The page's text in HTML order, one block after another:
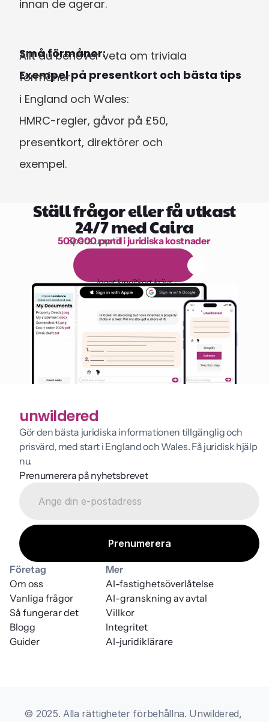
innan de agerar.
Små förmåner:
Exempel på presentkort och bästa tips
Allt du behöver veta om triviala
förmåner
i England och Wales:
HMRC-regler, gåvor på £50,
presentkort, direktörer och
exempel.
Ställ frågor eller få utkast
24/7 med Caira
1 000 timmars läsning
Spara upp till
500 000 pund i juridiska kostnader
a
Inget kreditkort krävs
unwildered
Gör den bästa juridiska informationen tillgänglig och
prisvärd, med start i England och Wales. Få juridisk hjälp
nu.
Prenumerera på nyhetsbrevet
Företag
Om oss
Vanliga frågor
Så fungerar det
Blogg
Guider
Mer
Villkor
AI-granskning av avtal
AI-juridiklärare
Integritet
AI-fastighetsöverlåtelse
© 2025. Alla rättigheter förbehållna. Unwildered,